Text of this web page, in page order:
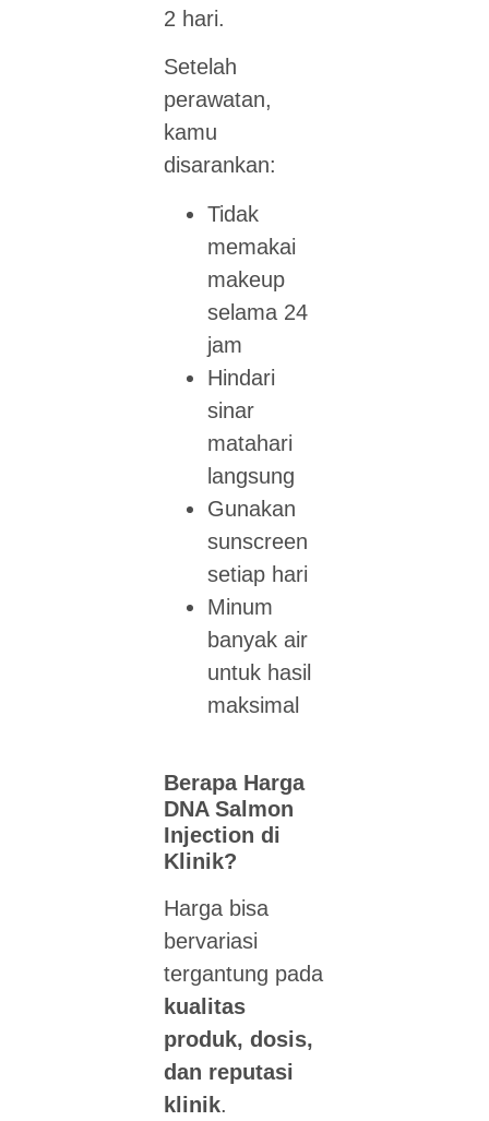
2 hari.
Setelah
perawatan,
kamu
disarankan:
Tidak
memakai
makeup
selama 24
jam
Hindari
sinar
matahari
langsung
Gunakan
sunscreen
setiap hari
Minum
banyak air
untuk hasil
maksimal
Berapa Harga
DNA Salmon
Injection di
Klinik?
Harga bisa
bervariasi
tergantung pada
kualitas
produk, dosis,
dan reputasi
klinik.